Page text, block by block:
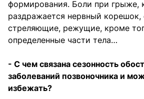
формирования. Боли при грыже,
раздражается нервный корешок,
стреляющие, режущие, кроме
определенные части тела…
- С чем связана сезонность
заболеваний позвоночника и
избежать?